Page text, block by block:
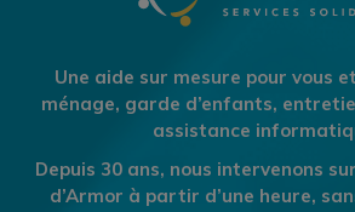
Une aide sur mesure pour vous
ménage, garde d’enfants,
assistance
Depuis 30 ans, nous intervenons
d’Armor à partir d’une heure,